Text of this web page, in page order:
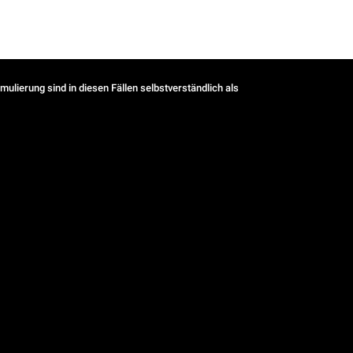
sind in diesen Fällen selbstverständlich als